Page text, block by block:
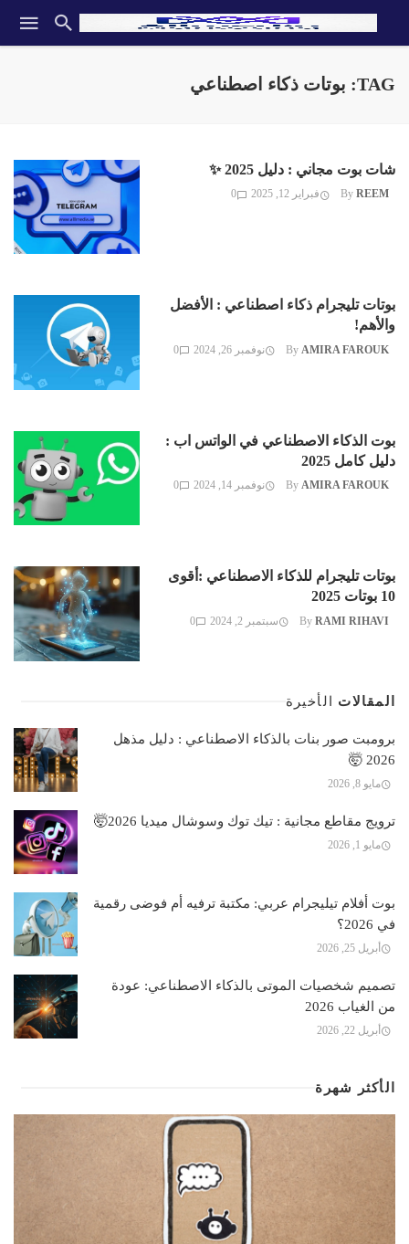
TAG: بوتات ذكاء اصطناعي
شات بوت مجاني : دليل 2025 ✨
By REEM فبراير 12, 2025 0
بوتات تليجرام ذكاء اصطناعي : الأفضل
والأهم!
By AMIRA FAROUK نوفمبر 26, 2024 0
بوت الذكاء الاصطناعي في الواتس اب :
دليل كامل 2025
By AMIRA FAROUK نوفمبر 14, 2024 0
بوتات تليجرام للذكاء الاصطناعي :أقوى
10 بوتات 2025
By RAMI RIHAVI سبتمبر 2, 2024 0
المقالات الأخيرة
برومبت صور بنات بالذكاء الاصطناعي : دليل مذهل
2026 🤯
مايو 8, 2026
ترويج مقاطع مجانية : تيك توك وسوشال ميديا 2026🤯
مايو 1, 2026
بوت أفلام تيليجرام عربي: مكتبة ترفيه أم فوضى رقمية
في 2026؟
أبريل 25, 2026
تصميم شخصيات الموتى بالذكاء الاصطناعي: عودة
من الغياب 2026
أبريل 22, 2026
الأكثر شهرة